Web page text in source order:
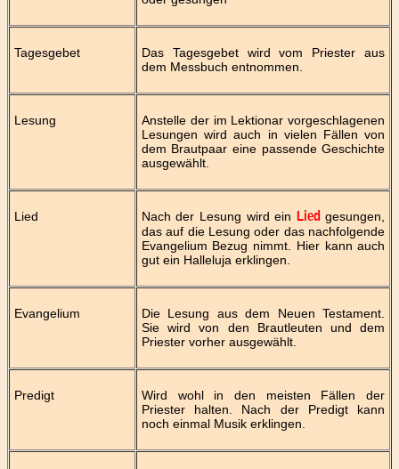
Tagesgebet
Das Tagesgebet wird vom Priester aus
dem Messbuch entnommen.
Lesung
Anstelle der im Lektionar vorgeschlagenen
Lesungen wird auch in vielen Fällen von
dem Brautpaar eine passende Geschichte
ausgewählt.
Lied Nach der Lesung wird ein Lied gesungen,
das auf die Lesung oder das nachfolgende
Evangelium Bezug nimmt. Hier kann auch
gut ein Halleluja erklingen.
Evangelium
Die Lesung aus dem Neuen Testament.
Sie wird von den Brautleuten und dem
Priester vorher ausgewählt.
Predigt
Wird wohl in den meisten Fällen der
Priester halten. Nach der Predigt kann
noch einmal Musik erklingen.